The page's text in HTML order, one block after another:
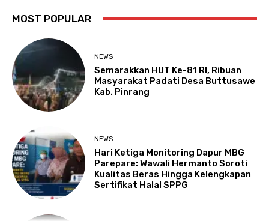
MOST POPULAR
NEWS
Semarakkan HUT Ke-81 RI, Ribuan
Masyarakat Padati Desa Buttusawe
Kab. Pinrang
NEWS
Hari Ketiga Monitoring Dapur MBG
Parepare: Wawali Hermanto Soroti
Kualitas Beras Hingga Kelengkapan
Sertifikat Halal SPPG